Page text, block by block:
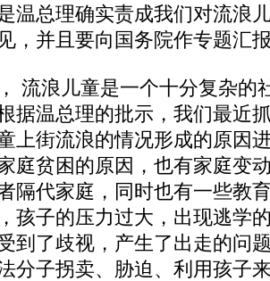
温总理确实责成我们对流浪
，并且要向国务院作专题汇
浪儿童是一个十分复杂的
据温总理的批示，我们最近
上街流浪的情况形成的原因
庭贫困的原因，也有家庭变
隔代家庭，同时也有一些教
孩子的压力过大，出现逃学
到了歧视，产生了出走的问
分子拐卖、胁迫、利用孩子